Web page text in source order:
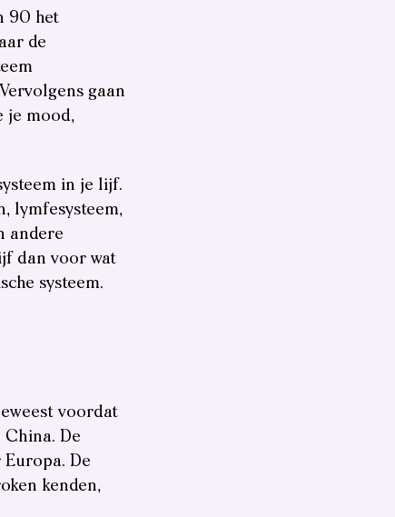
90 het
de
gaan
je mood,
in je lijf.
lymfesysteem,
andere
dan voor wat
systeem.
voordat
China. De
De
kenden,